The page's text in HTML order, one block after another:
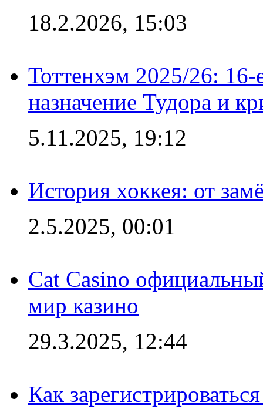
18.2.2026, 15:03
Тоттенхэм 2025/26:
назначение Тудора и
5.11.2025, 19:12
История хоккея: от
2.5.2025, 00:01
Cat Casino
мир казино
29.3.2025, 12:44
Как